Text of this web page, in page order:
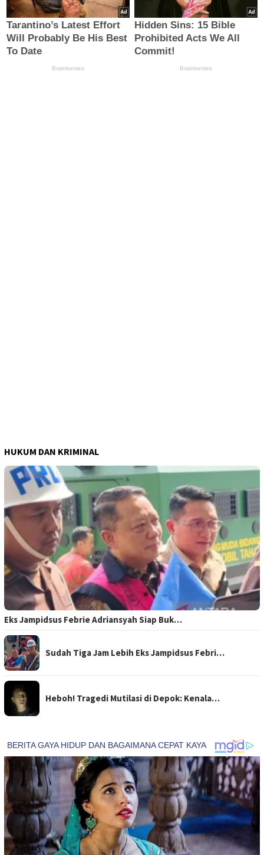
HUKUM DAN KRIMINAL
Eks Jampidsus Febrie Adriansyah Siap Buk…
Sudah Tiga Jam Lebih Eks Jampidsus Febri…
Heboh! Tragedi Mutilasi di Depok: Kenala…